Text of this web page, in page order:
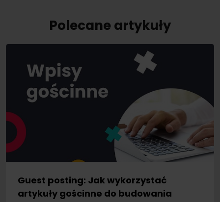
Polecane artykuły
Guest posting: Jak wykorzystać
artykuły gościnne do budowania